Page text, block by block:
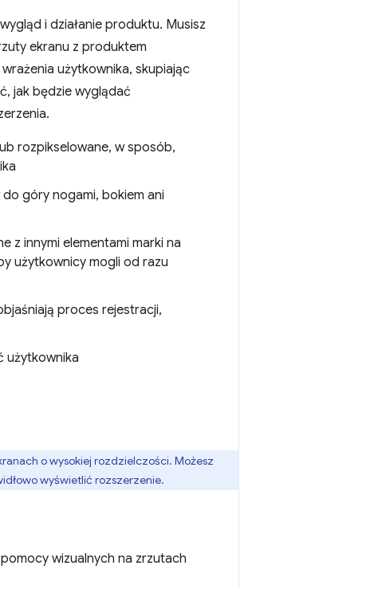
i działanie produktu. Musisz
ekranu z produktem
użytkownika, skupiając
jak będzie wyglądać
rozpikselowane, w sposób,
góry nogami, bokiem ani
z innymi elementami marki na
użytkownicy mogli od razu
proces rejestracji,
użytkownika
o wysokiej rozdzielczości. Możesz
wyświetlić rozszerzenie.
wizualnych na zrzutach